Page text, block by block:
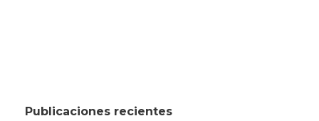
Publicaciones recientes